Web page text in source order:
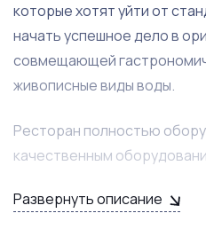
которые хотят уйти от
начать успешное дело в
совмещающей
живописные виды воды.
Ресторан полностью
качественным
конвектомат,
организации мероприятий
Развернуть описание